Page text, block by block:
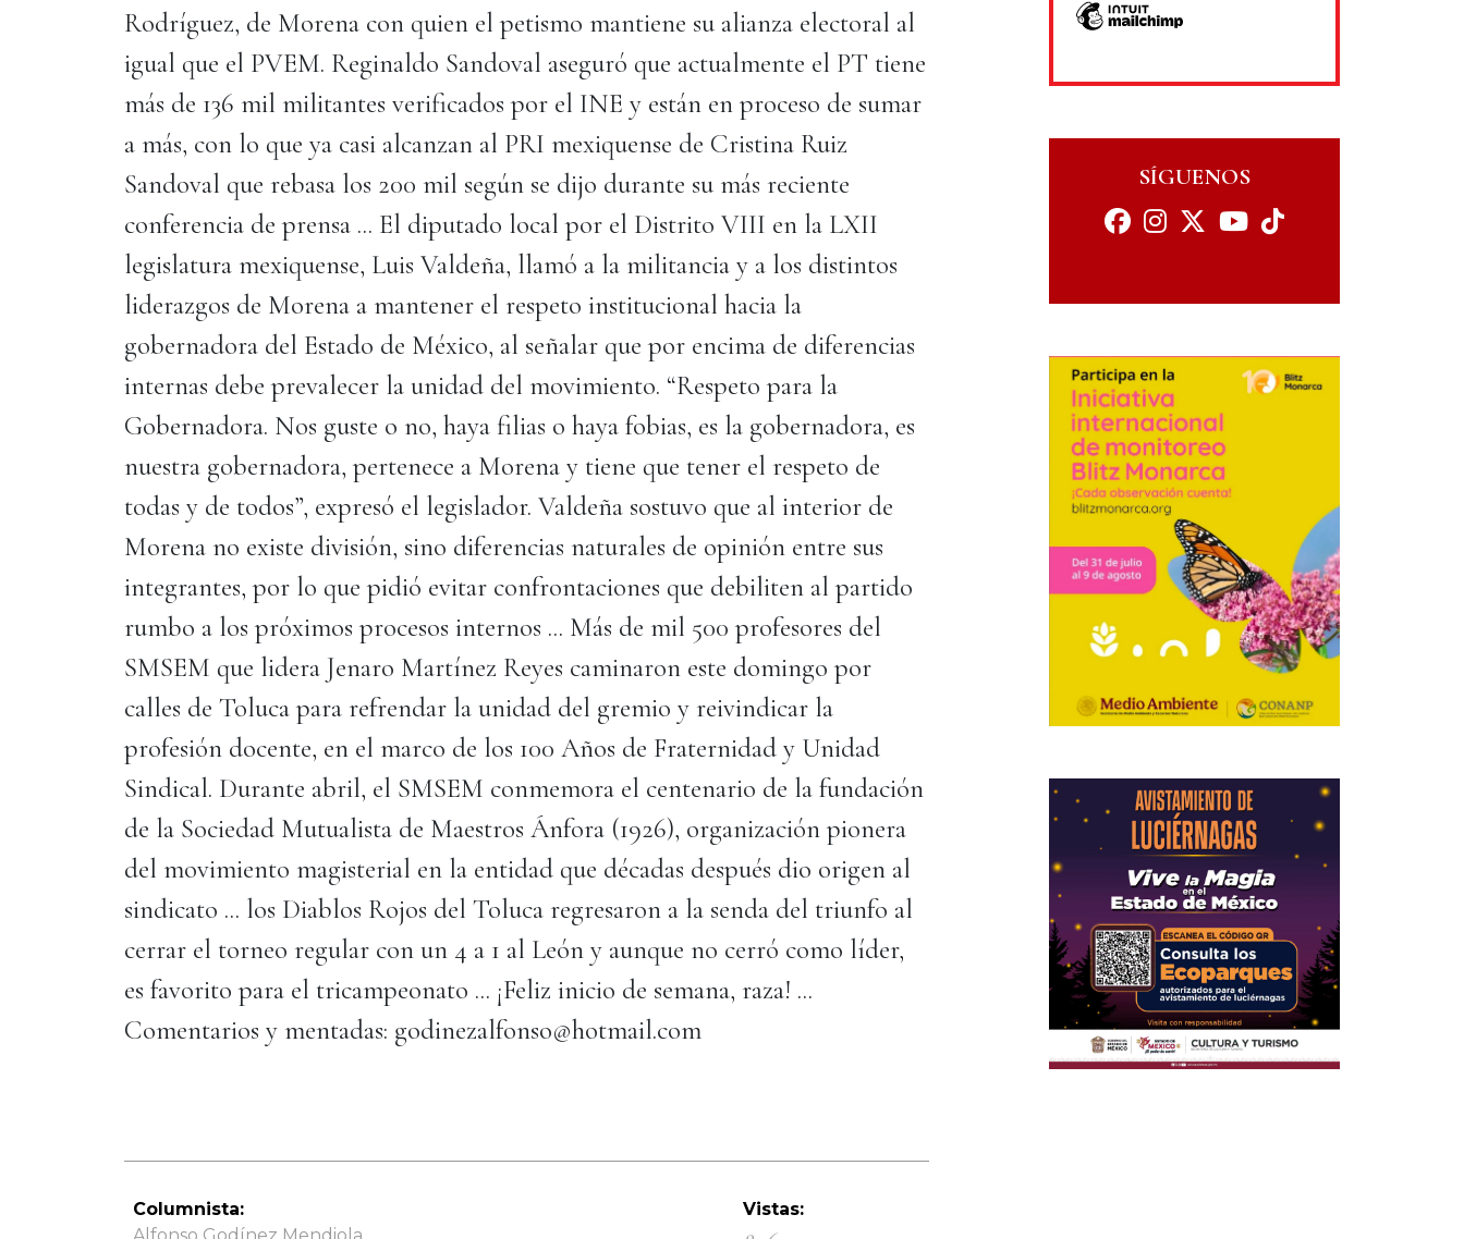
Rodríguez, de Morena con quien el petismo mantiene su alianza electoral al
igual que el PVEM. Reginaldo Sandoval aseguró que actualmente el PT tiene
más de 136 mil militantes verificados por el INE y están en proceso de sumar
a más, con lo que ya casi alcanzan al PRI mexiquense de Cristina Ruiz
Sandoval que rebasa los 200 mil según se dijo durante su más reciente
conferencia de prensa ... El diputado local por el Distrito VIII en la LXII
legislatura mexiquense, Luis Valdeña, llamó a la militancia y a los distintos
liderazgos de Morena a mantener el respeto institucional hacia la
gobernadora del Estado de México, al señalar que por encima de diferencias
internas debe prevalecer la unidad del movimiento. “Respeto para la
Gobernadora. Nos guste o no, haya filias o haya fobias, es la gobernadora, es
nuestra gobernadora, pertenece a Morena y tiene que tener el respeto de
todas y de todos”, expresó el legislador. Valdeña sostuvo que al interior de
Morena no existe división, sino diferencias naturales de opinión entre sus
integrantes, por lo que pidió evitar confrontaciones que debiliten al partido
rumbo a los próximos procesos internos ... Más de mil 500 profesores del
SMSEM que lidera Jenaro Martínez Reyes caminaron este domingo por
calles de Toluca para refrendar la unidad del gremio y reivindicar la
profesión docente, en el marco de los 100 Años de Fraternidad y Unidad
Sindical. Durante abril, el SMSEM conmemora el centenario de la fundación
de la Sociedad Mutualista de Maestros Ánfora (1926), organización pionera
del movimiento magisterial en la entidad que décadas después dio origen al
sindicato ... los Diablos Rojos del Toluca regresaron a la senda del triunfo al
cerrar el torneo regular con un 4 a 1 al León y aunque no cerró como líder,
es favorito para el tricampeonato ... ¡Feliz inicio de semana, raza! ...
Comentarios y mentadas: godinezalfonso@hotmail.com
Columnista:
Vistas:
SÍGUENOS